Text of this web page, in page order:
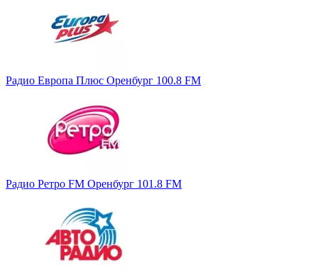
Радио Европа Плюс Оренбург 100.8 FM
Радио Ретро FM Оренбург 101.8 FM